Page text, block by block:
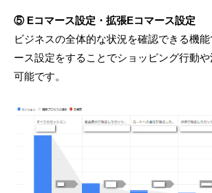
⑤ Eコマース設定・拡張Eコマース設定
ビジネスの全体的な状況を確認できる機
ース設定をすることでショッピング行動
可能です。